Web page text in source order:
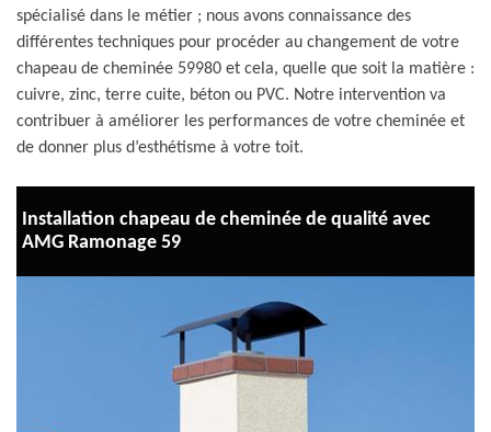
spécialisé dans le métier ; nous avons connaissance des
différentes techniques pour procéder au changement de votre
chapeau de cheminée 59980 et cela, quelle que soit la matière :
cuivre, zinc, terre cuite, béton ou PVC. Notre intervention va
contribuer à améliorer les performances de votre cheminée et
de donner plus d’esthétisme à votre toit.
Installation chapeau de cheminée de qualité avec
AMG Ramonage 59